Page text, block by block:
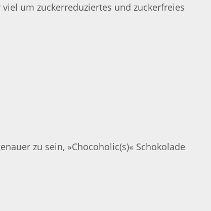
um zuckerreduziertes und zuckerfreies
zu sein, »Chocoholic(s)« Schokolade